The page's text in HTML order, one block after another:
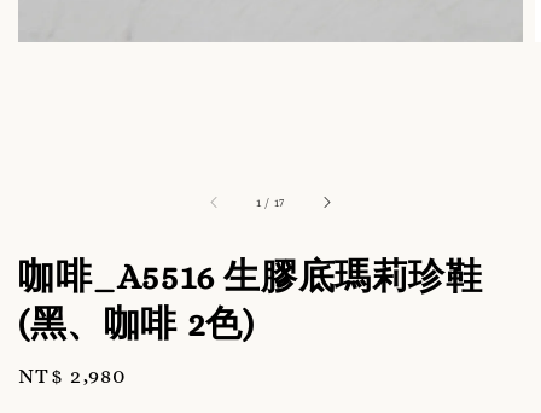
1 / 17
咖啡_A5516 生膠底瑪莉珍鞋
(黑、咖啡 2色)
Regular
NT$ 2,980